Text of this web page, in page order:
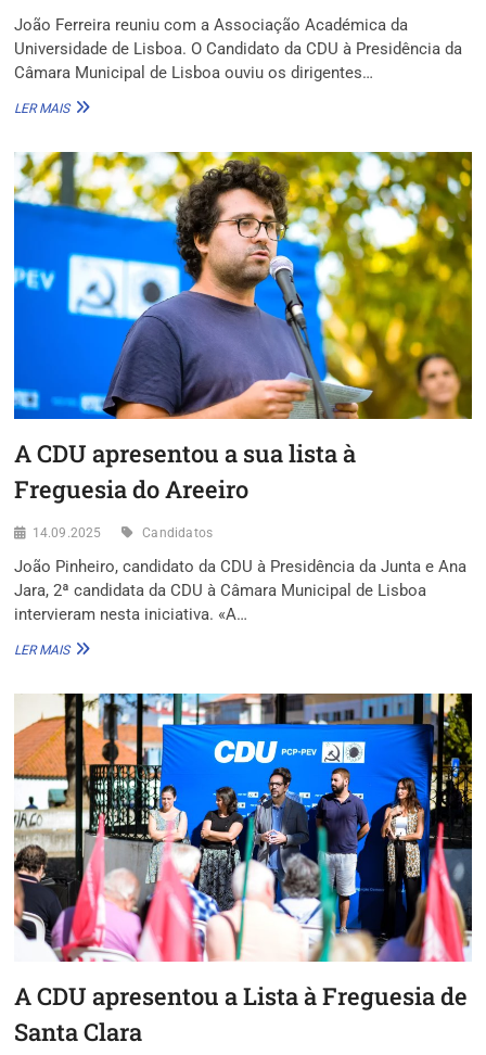
João Ferreira reuniu com a Associação Académica da
Universidade de Lisboa. O Candidato da CDU à Presidência da
Câmara Municipal de Lisboa ouviu os dirigentes…
LER MAISJOÃO
COM
A
ASSOCIAÇÃO
ACADÉMICA
UNIVERSIDADE
LISBOA
A CDU apresentou a sua lista à
Freguesia do Areeiro
14.09.2025 Candidatos
João Pinheiro, candidato da CDU à Presidência da Junta e Ana
Jara, 2ª candidata da CDU à Câmara Municipal de Lisboa
intervieram nesta iniciativa. «A…
LER MAISA
A
SUA
LISTA
À
FREGUESIA
DO
AREEIRO
A CDU apresentou a Lista à Freguesia de
Santa Clara